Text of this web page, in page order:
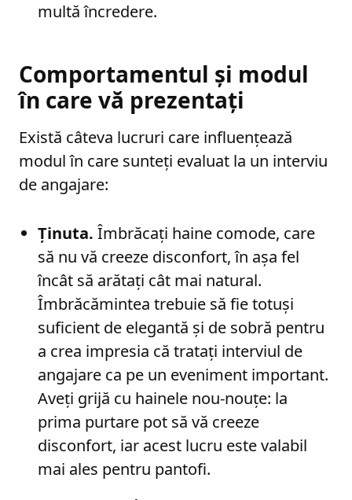
multă încredere.
Comportamentul și modul
în care vă prezentați
Există câteva lucruri care influențează
modul în care sunteți evaluat la un interviu
de angajare:
Ținuta. Îmbrăcați haine comode, care
să nu vă creeze disconfort, în așa fel
încât să arătați cât mai natural.
Îmbrăcămintea trebuie să fie totuși
suficient de elegantă și de sobră pentru
a crea impresia că tratați interviul de
angajare ca pe un eveniment important.
Aveți grijă cu hainele nou-nouțe: la
prima purtare pot să vă creeze
disconfort, iar acest lucru este valabil
mai ales pentru pantofi.